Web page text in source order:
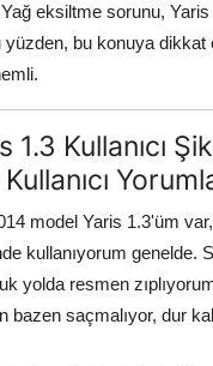
Yağ eksiltme sorunu,
yüzden, bu konuya
1.3 Kullanıcı
model Yaris 1.3'üm
kullanıyorum genelde.
yolda resmen
bazen saçmalıyor, dur